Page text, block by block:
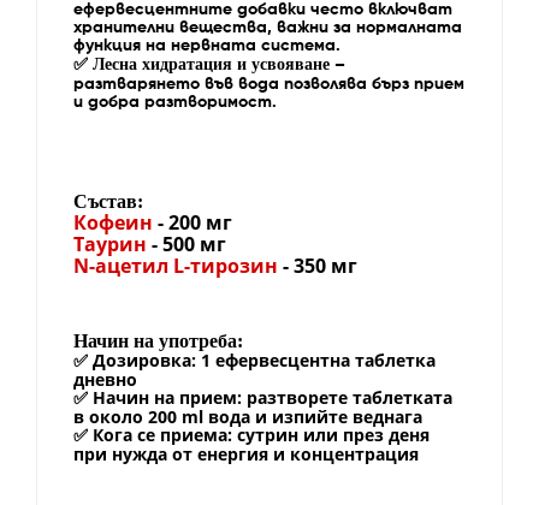
ефервесцентните добавки често включват
хранителни вещества, важни за нормалната
функция на нервната система.
✅ Лесна хидратация и усвояване –
разтварянето във вода позволява бърз прием
и добра разтворимост.
Състав:
Кофеин - 200 мг
Таурин - 500 мг
N-ацетил L-тирозин - 350 мг
Начин на употреба:
✅ Дозировка: 1 ефервесцентна таблетка
дневно
✅ Начин на прием: разтворете таблетката
в около 200 ml вода и изпийте веднага
✅ Кога се приема: сутрин или през деня
при нужда от енергия и концентрация